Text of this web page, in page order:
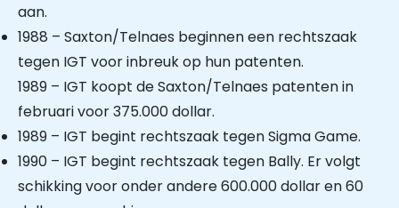
aan.
1988 – Saxton/Telnaes beginnen een rechtszaak
tegen IGT voor inbreuk op hun patenten.
1989 – IGT koopt de Saxton/Telnaes patenten in
februari voor 375.000 dollar.
1989 – IGT begint rechtszaak tegen Sigma Game.
1990 – IGT begint rechtszaak tegen Bally. Er volgt
schikking voor onder andere 600.000 dollar en 60